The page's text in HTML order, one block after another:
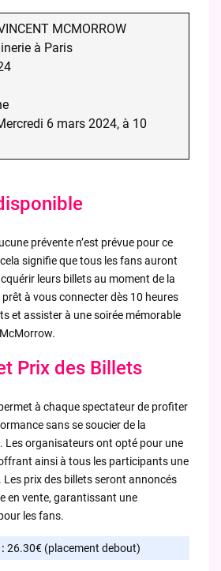
MCMORROW
à Paris
6 mars 2024, à 10
prévente n’est prévue pour ce
signifie que tous les fans auront
leurs billets au moment de la
prêt à vous connecter dès 10 heures
et assister à une soirée mémorable
Prix des Billets
à chaque spectateur de profiter
sans se soucier de la
Les organisateurs ont opté pour une
ainsi à tous les participants une
Les prix des billets seront annoncés
en vente, garantissant une
les fans.
26.30€ (placement debout)